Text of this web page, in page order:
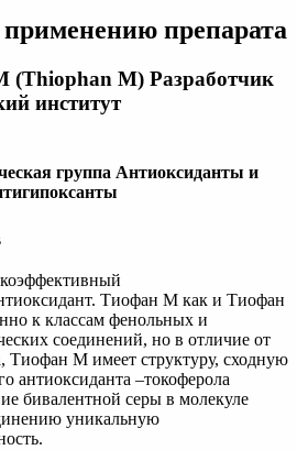
препарата
М) Разработчик
институт
группа Антиоксиданты и
Тиофан М как и Тиофан
к классам фенольных и
соединений, но в отличие от
Тиофан М имеет структуру, сходную
антиоксиданта –токоферола
бивалентной серы в молекуле
уникальную